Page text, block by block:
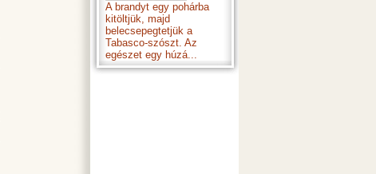
A brandyt egy pohárba
kitöltjük, majd
belecsepegtetjük a
Tabasco-szószt. Az
egészet egy húzá...